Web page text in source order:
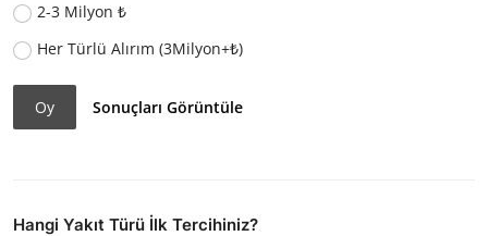
2-3 Milyon ₺
Her Türlü Alırım (3Milyon+₺)
Oy Sonuçları Görüntüle
Hangi Yakıt Türü İlk Tercihiniz?